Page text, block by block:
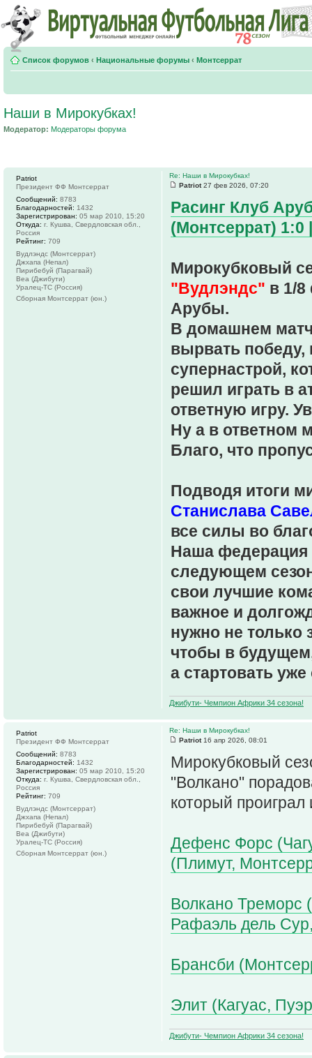
Список форумов ‹ Национальные форумы ‹ Монтсеррат
Наши в Мирокубках!
Модератор: Модераторы форума
Re: Наши в Мирокубках!
Patriot27 фев 2026, 07:20
Расинг Клуб
(Монтсеррат) 1:0
Мирокубковый
"Вудлэндс" в 1/
Арубы.
В домашнем
вырвать победу,
супернастрой,
решил играть в
ответную игру.
Ну а в ответном
Благо, что
Подводя итоги
Станислава
все силы во
Наша федерация
следующем
свои лучшие
важное и
нужно не только
чтобы в
а стартовать
Джибути- Чемпион Африки 34 сезона!
Patriot
Президент ФФ Монтсеррат
Сообщений: 8783
Благодарностей: 1432
Зарегистрирован: 05 мар 2010, 15:20
Откуда: г. Кушва, Свердловская обл.,
Россия
Рейтинг: 709
Вудлэндс (Монтсеррат)
Джхапа (Непал)
Пирибебуй (Парагвай)
Веа (Джибути)
Уралец-ТС (Россия)
Сборная Монтсеррат (юн.)
Re: Наши в Мирокубках!
Patriot16 апр 2026, 08:01
Мирокубковый
"Волкано"
который
Дефенс Форс
(Плимут,
Волкано
Рафаэль дель
Брансби
Элит (Кагуас,
Джибути- Чемпион Африки 34 сезона!
Patriot
Президент ФФ Монтсеррат
Сообщений: 8783
Благодарностей: 1432
Зарегистрирован: 05 мар 2010, 15:20
Откуда: г. Кушва, Свердловская обл.,
Россия
Рейтинг: 709
Вудлэндс (Монтсеррат)
Джхапа (Непал)
Пирибебуй (Парагвай)
Веа (Джибути)
Уралец-ТС (Россия)
Сборная Монтсеррат (юн.)